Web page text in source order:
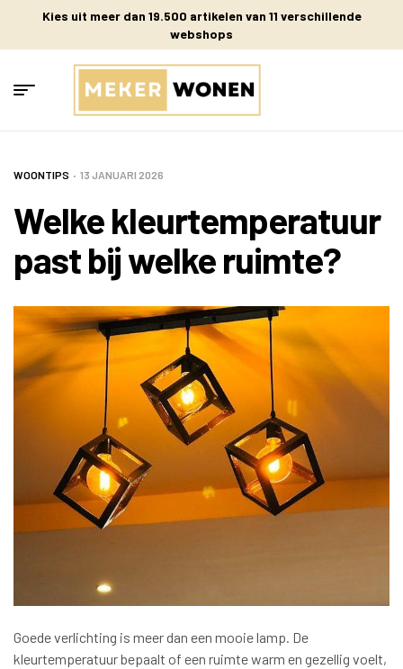
Kies uit meer dan 19.500 artikelen van 11 verschillende
webshops
WOONTIPS 13 JANUARI 2026
Welke kleurtemperatuur
past bij welke ruimte?
Goede verlichting is meer dan een mooie lamp. De
kleurtemperatuur bepaalt of een ruimte warm en gezellig voelt,